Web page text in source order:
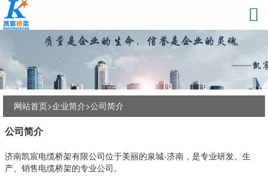
网站首页>企业简介>公司简介
公司简介
济南凯宸电缆桥架有限公司位于美丽的泉城-济南，是专业研发、生
产、销售电缆桥架的专业公司。